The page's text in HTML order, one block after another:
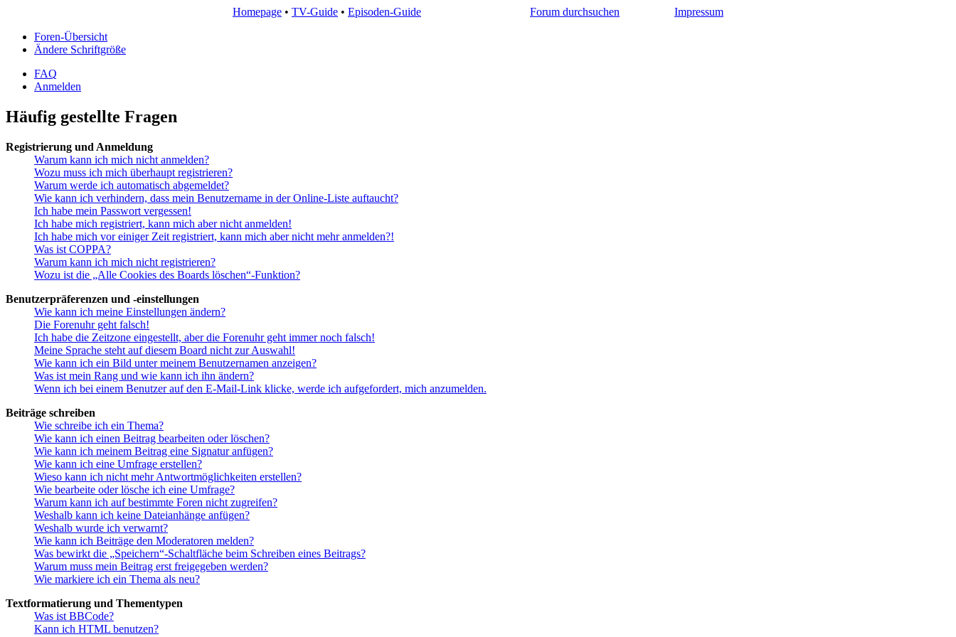
Homepage • TV-Guide • Episoden-Guide Forum durchsuchen Impressum
Foren-Übersicht
Ändere Schriftgröße
FAQ
Anmelden
Häufig gestellte Fragen
Registrierung und Anmeldung
Warum kann ich mich nicht anmelden?
Wozu muss ich mich überhaupt registrieren?
Warum werde ich automatisch abgemeldet?
Wie kann ich verhindern, dass mein Benutzername in der Online-Liste auftaucht?
Ich habe mein Passwort vergessen!
Ich habe mich registriert, kann mich aber nicht anmelden!
Ich habe mich vor einiger Zeit registriert, kann mich aber nicht mehr anmelden?!
Was ist COPPA?
Warum kann ich mich nicht registrieren?
Wozu ist die „Alle Cookies des Boards löschen“-Funktion?
Benutzerpräferenzen und -einstellungen
Wie kann ich meine Einstellungen ändern?
Die Forenuhr geht falsch!
Ich habe die Zeitzone eingestellt, aber die Forenuhr geht immer noch falsch!
Meine Sprache steht auf diesem Board nicht zur Auswahl!
Wie kann ich ein Bild unter meinem Benutzernamen anzeigen?
Was ist mein Rang und wie kann ich ihn ändern?
Wenn ich bei einem Benutzer auf den E-Mail-Link klicke, werde ich aufgefordert, mich anzumelden.
Beiträge schreiben
Wie schreibe ich ein Thema?
Wie kann ich einen Beitrag bearbeiten oder löschen?
Wie kann ich meinem Beitrag eine Signatur anfügen?
Wie kann ich eine Umfrage erstellen?
Wieso kann ich nicht mehr Antwortmöglichkeiten erstellen?
Wie bearbeite oder lösche ich eine Umfrage?
Warum kann ich auf bestimmte Foren nicht zugreifen?
Weshalb kann ich keine Dateianhänge anfügen?
Weshalb wurde ich verwarnt?
Wie kann ich Beiträge den Moderatoren melden?
Was bewirkt die „Speichern“-Schaltfläche beim Schreiben eines Beitrags?
Warum muss mein Beitrag erst freigegeben werden?
Wie markiere ich ein Thema als neu?
Textformatierung und Thementypen
Was ist BBCode?
Kann ich HTML benutzen?